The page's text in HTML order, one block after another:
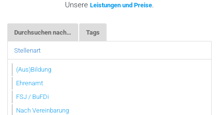
Unsere Leistungen und Preise.
Durchsuchen nach… Tags
Stellenart
(Aus)Bildung
Ehrenamt
FSJ / BuFDi
Nach Vereinbarung